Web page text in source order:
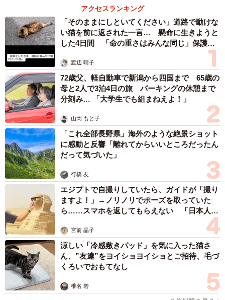
ーー気分は酔っ払い？
「ハイテンションで奇声をあげたりしていたので、実は酔
っ払っていたのかもしれません（笑）。実際は、午前中に
子育て広場で遊んできて、帰宅後お昼ご飯の準備中にこん
な風になっていました。遊び疲れて眠かったんだと思いま
す」
ーー将来の姿が目に浮かぶようです。
「そう思いました。1歳で既にこの状態だと先が思いやられ
ます（笑）将来、息子がお酒を飲む年齢になった時に、こ
の画像を見せて反面教師にしてもらおうと思っています
（笑）」
20歳になった時この画像を見せられたら、息子さんは禁酒
してしまうかもしれませんね！
息子が缶を積み木代わりにして遊んでたんやけど、気がつ
いたら道端で飲んだくれた人みたいになってて笑った
アクセスランキング
「そのままにしといてください」道路で動けな
い猫を前に返された一言… 懸命に生きようと
した4日間 「命の重さはみんな同じ」保護団
渡辺 晴子
72歳父、軽自動車で新潟から四国まで 65歳の
母と2人で3泊4日の旅 パーキングの休憩まで
分刻み… 「大学生でも組まねえよ！」
山岡 もと子
「これ全部長野県」海外のような絶景ショット
に感動と反響「離れてからいいところだったん
だって気づいた」
行橋 友
エジプトで自撮りしていたら、ガイドが「撮り
ますよ！」→ノリノリでポーズを取っていた
ら……スマホを返してもらえない 「日本人は
カモ代表かも」「私は6時間で3万円払った」
宮前 晶子
涼しい「冷感敷きパッド」を気に入った猫さ
ん、”友達”をヨイショヨイショとご招待、毛づ
くろいでおもてなし
椎名 碧